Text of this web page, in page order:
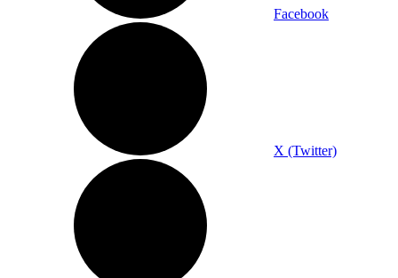
Facebook
X (Twitter)